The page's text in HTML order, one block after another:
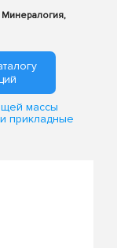
массы
прикладные